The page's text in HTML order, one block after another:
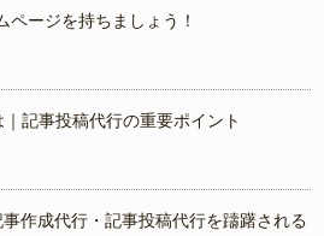
ージを持ちましょう！
記事投稿代行の重要ポイント
作成代行・記事投稿代行を躊躇される